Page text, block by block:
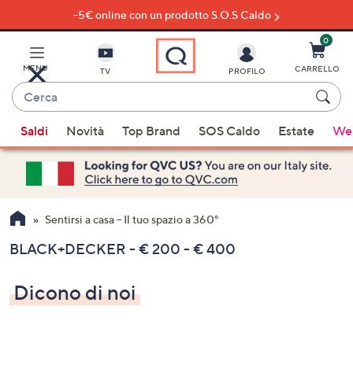
al
principale
-5€ online con un prodotto S.O.S Caldo
MENU TV
Cerca
sono
disponibili
suggerimenti,
usa
i
freccia
e
giù
PROFILO
0
CARRELLO
Saldi Novità Top Brand SOS Caldo Estate
Sentirsi a casa – Il tuo spazio a 360°
BLACK+DECKER - € 200 - € 400
Dicono di noi